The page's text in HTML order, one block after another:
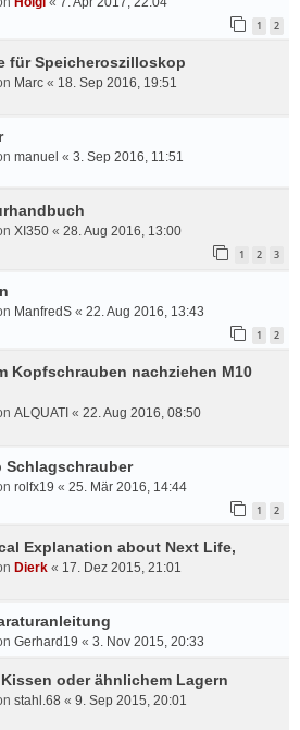
1 2
für Speicheroszilloskop
Marc « 18. Sep 2016, 19:51
manuel « 3. Sep 2016, 11:51
XI350 « 28. Aug 2016, 13:00
1 2 3
ManfredS « 22. Aug 2016, 13:43
1 2
Kopfschrauben nachziehen M10
ALQUATI « 22. Aug 2016, 08:50
Schlagschrauber
rolfx19 « 25. Mär 2016, 14:44
1 2
Explanation about Next Life,
Dierk « 17. Dez 2015, 21:01
Gerhard19 « 3. Nov 2015, 20:33
oder ähnlichem Lagern
stahl.68 « 9. Sep 2015, 20:01